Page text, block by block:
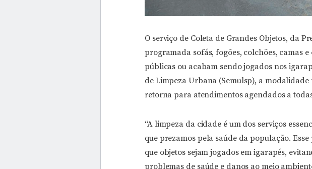
O serviço de Coleta de Grandes Objetos, da
programada sofás, fogões, colchões, camas
públicas ou acabam sendo jogados nos
de Limpeza Urbana (Semulsp), a
retorna para atendimentos agendados a
“A limpeza da cidade é um dos serviços
que prezamos pela saúde da população.
que objetos sejam jogados em igarapés,
problemas de saúde e danos ao meio